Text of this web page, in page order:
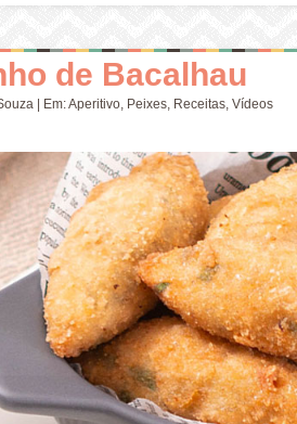
de Bacalhau
| Em:Aperitivo, Peixes, Receitas, Vídeos